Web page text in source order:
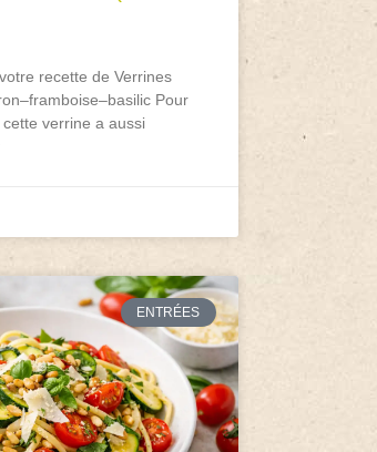
recette de Verrines
Pour
verrine a aussi
ENTRÉES